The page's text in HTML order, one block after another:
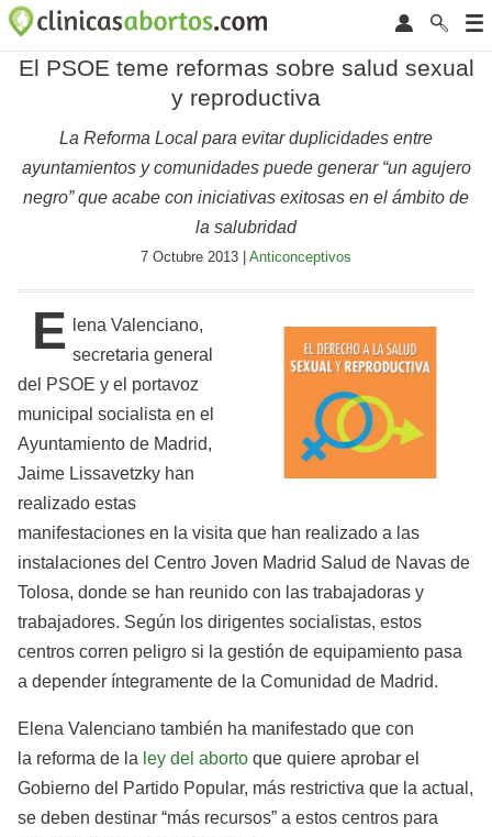
El PSOE teme reformas sobre salud sexual
y reproductiva
La Reforma Local para evitar duplicidades entre
ayuntamientos y comunidades puede generar “un agujero
negro” que acabe con iniciativas exitosas en el ámbito de
la salubridad
7 Octubre 2013 | Anticonceptivos
E lena Valenciano,
secretaria general
del PSOE y el portavoz
municipal socialista en el
Ayuntamiento de Madrid,
Jaime Lissavetzky han
realizado estas
manifestaciones en la visita que han realizado a las
instalaciones del Centro Joven Madrid Salud de Navas de
Tolosa, donde se han reunido con las trabajadoras y
trabajadores. Según los dirigentes socialistas, estos
centros corren peligro si la gestión de equipamiento pasa
a depender íntegramente de la Comunidad de Madrid.
Elena Valenciano también ha manifestado que con
la reforma de la ley del aborto que quiere aprobar el
Gobierno del Partido Popular, más restrictiva que la actual,
se deben destinar “más recursos” a estos centros para